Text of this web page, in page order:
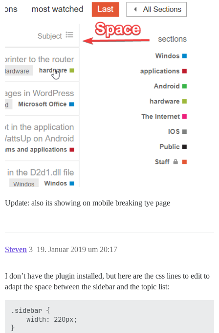
Update: also its showing on mobile breaking tye page
Steven 19. Januar 2019 um 20:17
3
I don’t have the plugin installed, but here are the css lines to edit to
adapt the space between the sidebar and the topic list:
.sidebar {
    width: 220px;
}